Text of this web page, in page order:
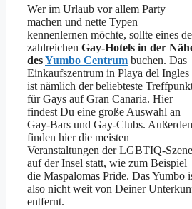
Wer im Urlaub vor allem Party
machen und nette Typen
kennenlernen möchte, sollte eines
zahlreichen Gay-Hotels in der
desYumbo Centrum buchen. Das
Einkaufszentrum in Playa del Ingles
ist nämlich der beliebteste
für Gays auf Gran Canaria. Hier
findest Du eine große Auswahl an
Gay-Bars und Gay-Clubs.
finden hier die meisten
Veranstaltungen der LGBTIQ-Szene
auf der Insel statt, wie zum Beispiel
die Maspalomas Pride. Das Yumbo
also nicht weit von Deiner
entfernt.